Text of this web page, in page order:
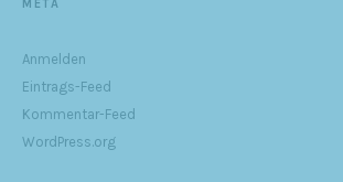
META
Anmelden
Eintrags-Feed
Kommentar-Feed
WordPress.org